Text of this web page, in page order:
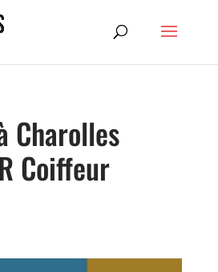
Charolles
Coiffeur